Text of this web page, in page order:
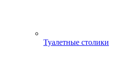
Туалетные столики